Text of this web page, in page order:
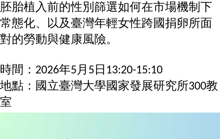
研
究
期
刊
試
專
區
學
胚胎植入前的性別篩選如何在市場機制下
常態化、以及臺灣年輕女性跨國捐卵所面
對的勞動與健康風險。
時間：2026年5月5日13:20-15:10
地點：國立臺灣大學國家發展研究所300教
室